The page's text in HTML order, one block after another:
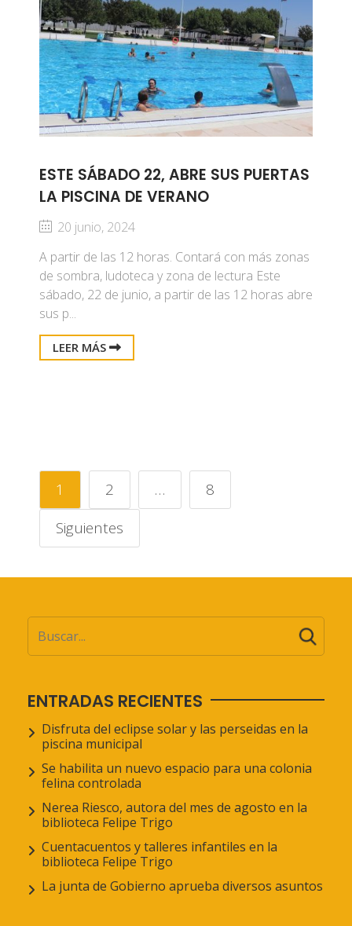
ESTE SÁBADO 22, ABRE SUS PUERTAS
LA PISCINA DE VERANO
20 junio, 2024
A partir de las 12 horas. Contará con más zonas
de sombra, ludoteca y zona de lectura Este
sábado, 22 de junio, a partir de las 12 horas abre
sus p...
LEER MÁS
1 2 …
8
Siguientes
ENTRADAS RECIENTES
Disfruta del eclipse solar y las perseidas en la
piscina municipal
Se habilita un nuevo espacio para una colonia
felina controlada
Nerea Riesco, autora del mes de agosto en la
biblioteca Felipe Trigo
Cuentacuentos y talleres infantiles en la
biblioteca Felipe Trigo
La junta de Gobierno aprueba diversos asuntos